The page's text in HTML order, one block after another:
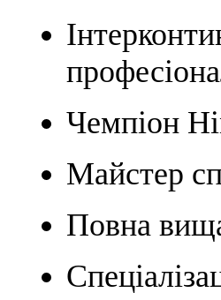
Чемпіон
Майстер
Повна